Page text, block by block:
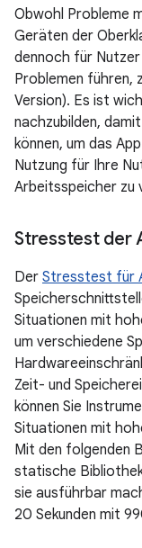
Obwohl Probleme
Geräten der
dennoch für
Problemen führen,
Version). Es ist
nachzubilden,
können, um das
Nutzung für Ihre
Arbeitsspeicher zu
Stresstest der
Der Stresstest für
Situationen mit
um verschiedene
Zeit- und
können Sie
Situationen mit
Mit den folgenden
statische
sie ausführbar
20 Sekunden mit